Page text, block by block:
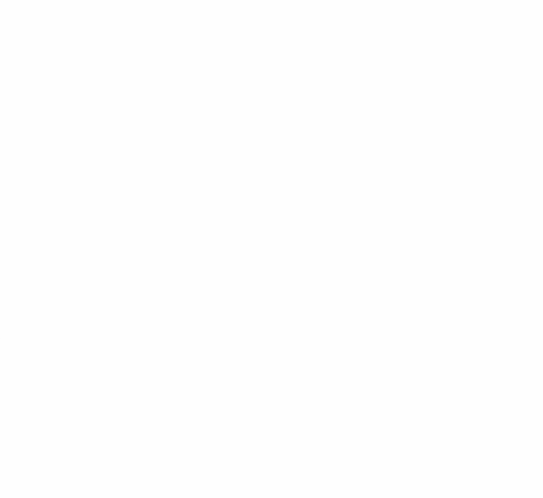
№ 252-ФЗ
водного транспорта Российской Федерации и статью 1
измерений»
Федерации об административных правонарушениях